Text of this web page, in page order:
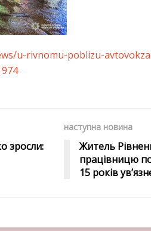
u-rivnomu-poblizu-
зросли:
наступна новина
Житель
працівницю
15 років